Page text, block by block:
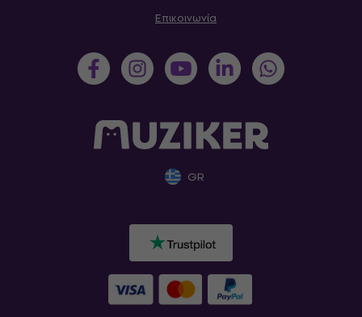
Επικοινωνία
GR